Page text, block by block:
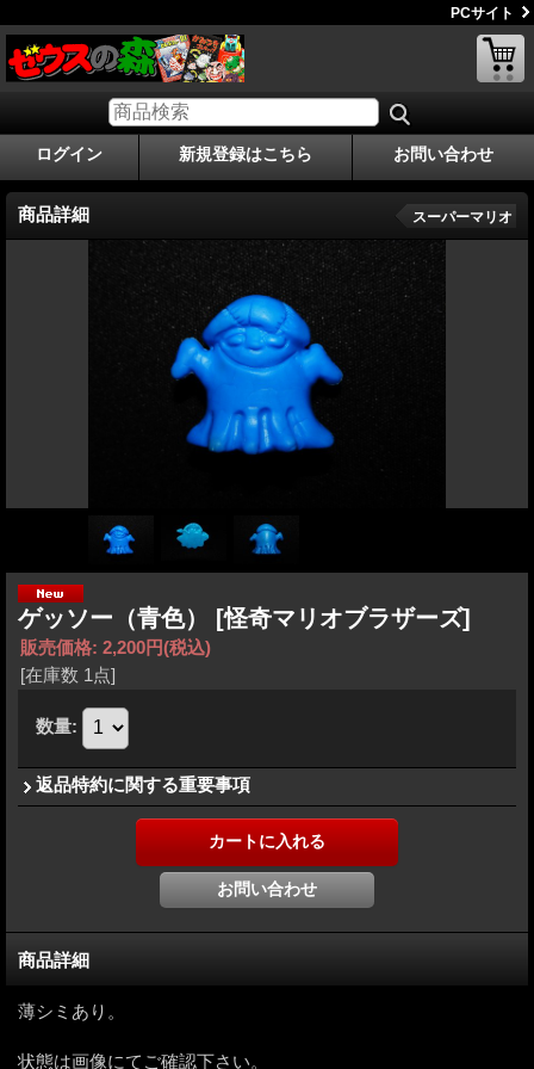
PCサイト
ログイン 新規登録はこちら お問い合わせ
商品詳細 スーパーマリオ
ゲッソー（青色） [怪奇マリオブラザーズ]
販売価格: 2,200円(税込)
[在庫数 1点]
数量:
返品特約に関する重要事項
商品詳細
薄シミあり。
状態は画像にてご確認下さい。